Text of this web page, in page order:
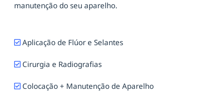
manutenção do seu aparelho.
Aplicação de Flúor e Selantes
Cirurgia e Radiografias
Colocação + Manutenção de Aparelho